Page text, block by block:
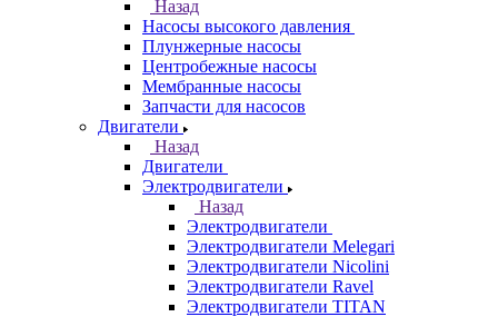
Назад
Насосы высокого давления
Плунжерные насосы
Центробежные насосы
Мембранные насосы
Запчасти для насосов
Двигатели
Назад
Двигатели
Электродвигатели
Назад
Электродвигатели
Электродвигатели Melegari
Электродвигатели Nicolini
Электродвигатели Ravel
Электродвигатели TITAN